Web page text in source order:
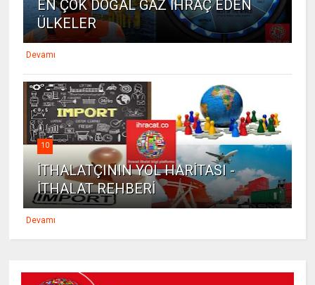
EN ÇOK DOĞAL GAZ İHRAÇ EDEN
ÜLKELER
Devamı
10
İTHALATÇININ YOL HARİTASI -
İTHALAT REHBERİ
Devamı